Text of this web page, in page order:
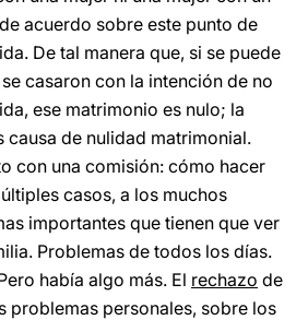
acuerdo sobre este punto de
De tal manera que, si se puede
casaron con la intención de no
ese matrimonio es nulo; la
causa de nulidad matrimonial.
con una comisión: cómo hacer
casos, a los muchos
importantes que tienen que ver
Problemas de todos los días.
había algo más. El rechazo de
problemas personales, sobre los